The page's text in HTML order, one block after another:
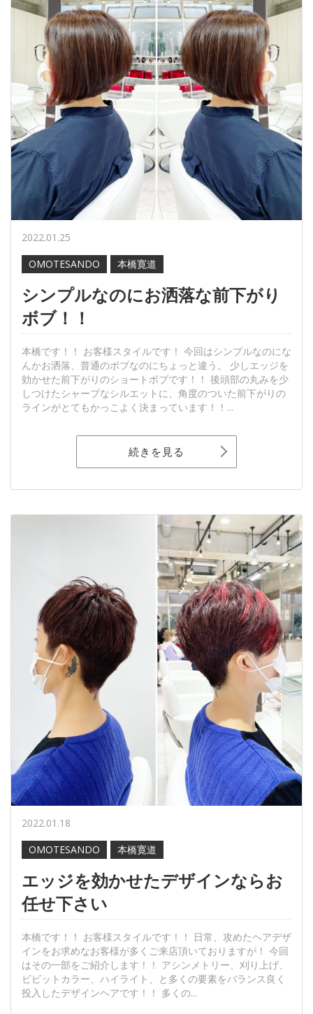
2022.01.25
OMOTESANDO
本橋寛道
シンプルなのにお洒落な前下がり
ボブ！！
本橋です！！ お客様スタイルです！ 今回はシンプルなのにな
んかお洒落、普通のボブなのにちょっと違う。 少しエッジを
効かせた前下がりのショートボブです！！ 後頭部の丸みを少
しつけたシャープなシルエットに、角度のついた前下がりの
ラインがとてもかっこよく決まっています！！...
続きを見る
2022.01.18
OMOTESANDO
本橋寛道
エッジを効かせたデザインならお
任せ下さい
本橋です！！ お客様スタイルです！！ 日常、攻めたヘアデザ
インをお求めなお客様が多くご来店頂いておりますが！ 今回
はその一部をご紹介します！！ アシンメトリー、刈り上げ、
ビビットカラー、ハイライト、と多くの要素をバランス良く
投入したデザインヘアです！！ 多くの...